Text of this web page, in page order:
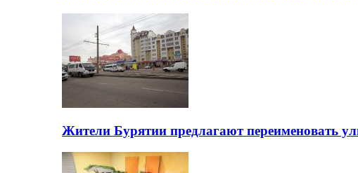
Жители Бурятии предлагают переименовать